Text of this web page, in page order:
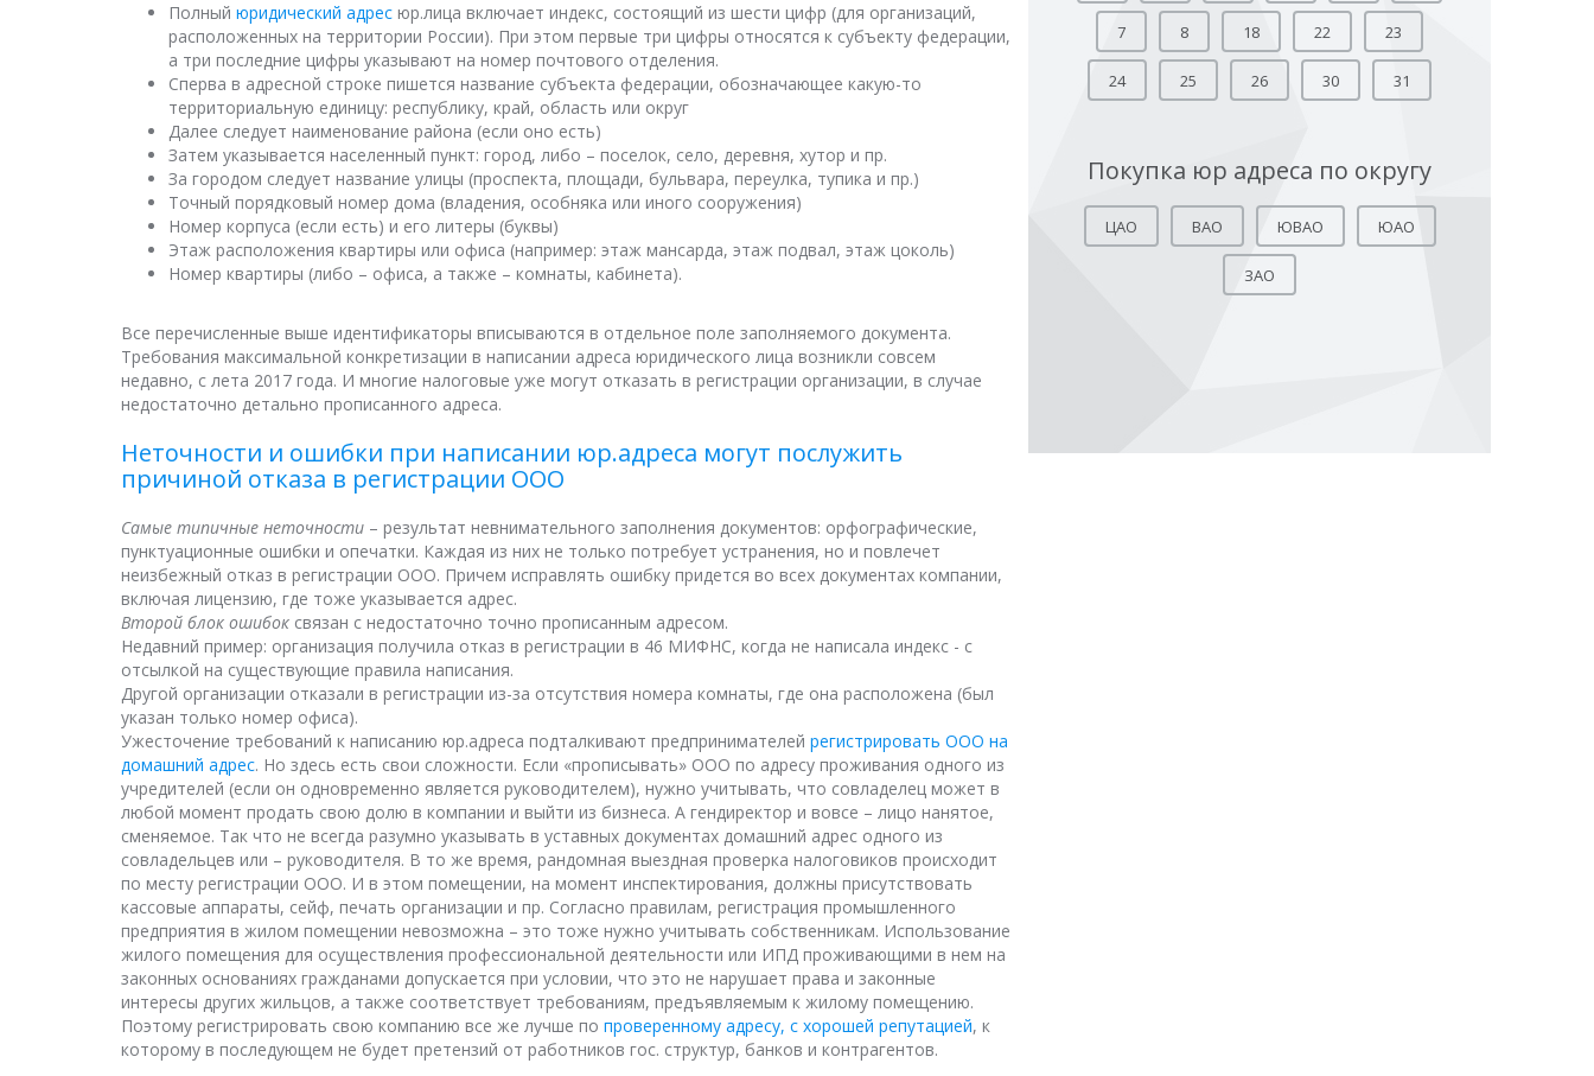
Полный юридический адрес юр.лица включает индекс, состоящий из шести цифр (для организаций,
расположенных на территории России). При этом первые три цифры относятся к субъекту федерации,
а три последние цифры указывают на номер почтового отделения.
Сперва в адресной строке пишется название субъекта федерации, обозначающее какую-то
территориальную единицу: республику, край, область или округ
Далее следует наименование района (если оно есть)
Затем указывается населенный пункт: город, либо – поселок, село, деревня, хутор и пр.
За городом следует название улицы (проспекта, площади, бульвара, переулка, тупика и пр.)
Точный порядковый номер дома (владения, особняка или иного сооружения)
Номер корпуса (если есть) и его литеры (буквы)
Этаж расположения квартиры или офиса (например: этаж мансарда, этаж подвал, этаж цоколь)
Номер квартиры (либо – офиса, а также – комнаты, кабинета).
Все перечисленные выше идентификаторы вписываются в отдельное поле заполняемого документа.
Требования максимальной конкретизации в написании адреса юридического лица возникли совсем
недавно, с лета 2017 года. И многие налоговые уже могут отказать в регистрации организации, в случае
недостаточно детально прописанного адреса.
Неточности и ошибки при написании юр.адреса могут послужить
причиной отказа в регистрации ООО
Самые типичные неточности – результат невнимательного заполнения документов: орфографические,
пунктуационные ошибки и опечатки. Каждая из них не только потребует устранения, но и повлечет
неизбежный отказ в регистрации ООО. Причем исправлять ошибку придется во всех документах компании,
включая лицензию, где тоже указывается адрес.
Второй блок ошибок связан с недостаточно точно прописанным адресом.
Недавний пример: организация получила отказ в регистрации в 46 МИФНС, когда не написала индекс - с
отсылкой на существующие правила написания.
Другой организации отказали в регистрации из-за отсутствия номера комнаты, где она расположена (был
указан только номер офиса).
Ужесточение требований к написанию юр.адреса подталкивают предпринимателей регистрировать ООО на
домашний адрес. Но здесь есть свои сложности. Если «прописывать» ООО по адресу проживания одного из
учредителей (если он одновременно является руководителем), нужно учитывать, что совладелец может в
любой момент продать свою долю в компании и выйти из бизнеса. А гендиректор и вовсе – лицо нанятое,
сменяемое. Так что не всегда разумно указывать в уставных документах домашний адрес одного из
совладельцев или – руководителя. В то же время, рандомная выездная проверка налоговиков происходит
по месту регистрации ООО. И в этом помещении, на момент инспектирования, должны присутствовать
кассовые аппараты, сейф, печать организации и пр. Согласно правилам, регистрация промышленного
предприятия в жилом помещении невозможна – это тоже нужно учитывать собственникам. Использование
жилого помещения для осуществления профессиональной деятельности или ИПД проживающими в нем на
законных основаниях гражданами допускается при условии, что это не нарушает права и законные
интересы других жильцов, а также соответствует требованиям, предъявляемым к жилому помещению.
Поэтому регистрировать свою компанию все же лучше по проверенному адресу, с хорошей репутацией, к
которому в последующем не будет претензий от работников гос. структур, банков и контрагентов.
7 8 18 22 23
24 25 26 30 31
Покупка юр адреса по округу
ЦАО ВАО ЮВАО ЮАО
ЗАО